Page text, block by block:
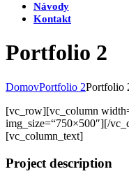
Návody
Kontakt
Portfolio 2
DomovPortfolio 2Portfolio
[vc_row][vc_column
img_size=“750×500″][/
[vc_column_text]
Project description